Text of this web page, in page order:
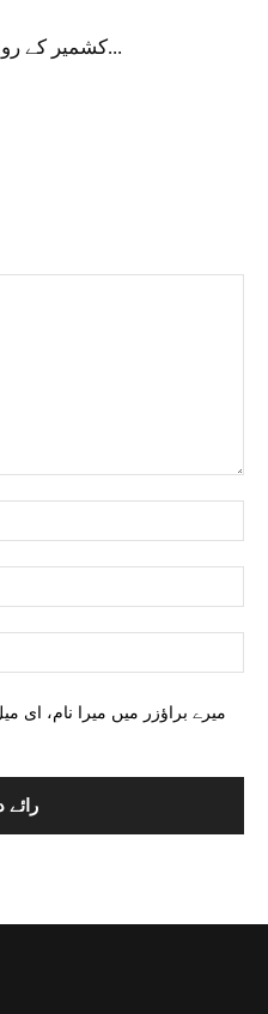
کشمیر کے روایتی تہوار اور...
میرے براؤزر میں میرا نام،